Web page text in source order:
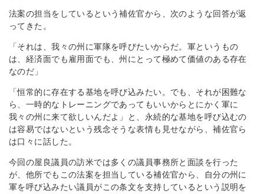
法案の担当をしているという補佐官から、次のような回答が返
ってきた。
「それは、我々の州に軍隊を呼びたいからだ。軍というもの
は、経済面でも雇用面でも、州にとって極めて価値のある存在
なのだ」
「恒常的に存在する基地を呼び込みたい。でも、それが困難な
ら、一時的なトレーニングであってもいいからとにかく軍に
我々の州に来て欲しいんだよ」と、永続的な基地を呼び込むの
は容易ではないという残念そうな表情も見せながら、補佐官ら
は口々に話した。
今回の屋良議員の訪米では多くの議員事務所と面談を行った
が、他所でもこの法案を担当している補佐官から、自分の州に
軍を呼び込みたい議員がこの条文を支持しているという説明を